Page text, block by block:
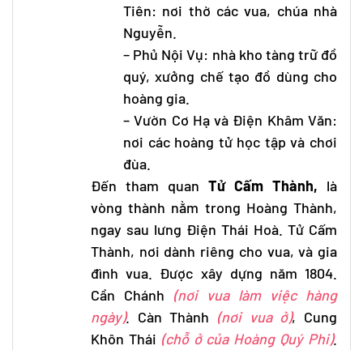
Tiên: nơi thờ các vua, chúa nhà
Nguyễn.
– Phủ Nội Vụ: nhà kho tàng trữ đồ
quý, xưởng chế tạo đồ dùng cho
hoàng gia.
– Vườn Cơ Hạ và Điện Khâm Văn:
nơi các hoàng tử học tập và chơi
đùa.
Đến tham quan Tử Cấm Thành, là
vòng thành nằm trong Hoàng Thành,
ngay sau lưng Điện Thái Hoà. Tử Cấm
Thành, nơi dành riêng cho vua, và gia
đình vua. Được xây dựng năm 1804.
Cần Chánh (nơi vua làm việc hàng
ngày). Càn Thành (nơi vua ở), Cung
Khôn Thái (chỗ ở của Hoàng Quý Phi).